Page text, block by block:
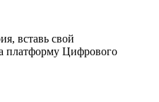
вставь свой
платформу Цифрового